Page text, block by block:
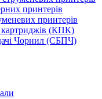
принтерів
принтерів
картриджів (КПК)
Чорнил (СБПЧ)